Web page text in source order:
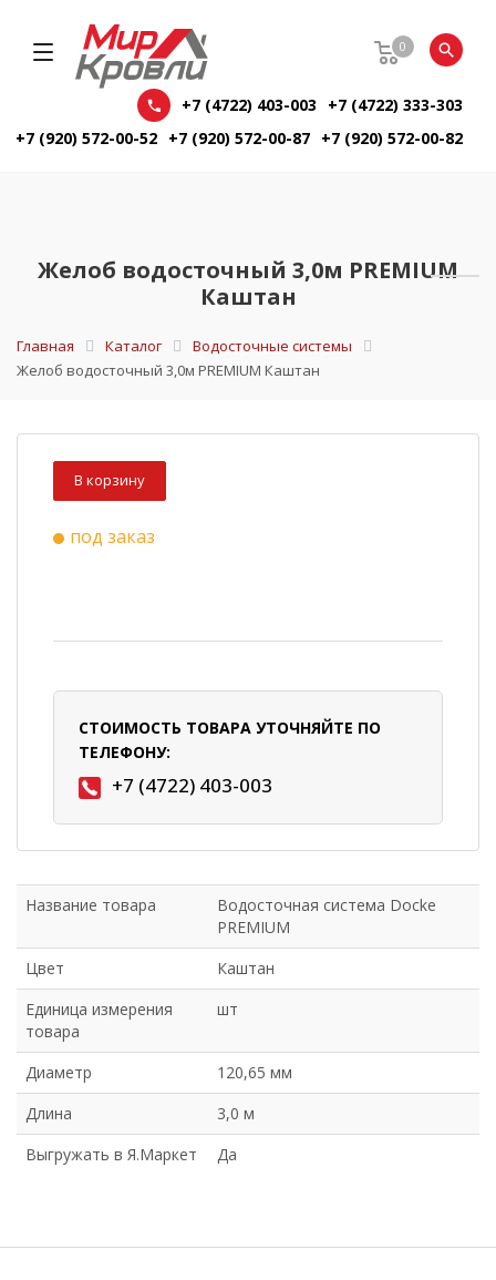
0
+7 (4722) 403-003
+7 (4722) 333-303
+7 (920) 572-00-52 +7 (920) 572-00-87 +7 (920) 572-00-82
Желоб водосточный 3,0м PREMIUM
Каштан
Главная Каталог
Водосточные системы
Желоб водосточный 3,0м PREMIUM Каштан
В корзину
под заказ
СТОИМОСТЬ ТОВАРА УТОЧНЯЙТЕ ПО
ТЕЛЕФОНУ:
+7 (4722) 403-003
Название товара
Водосточная система Docke
PREMIUM
Цвет
Каштан
Единица измерения
товара
шт
Диаметр
120,65 мм
Длина
3,0 м
Выгружать в Я.Маркет
Да